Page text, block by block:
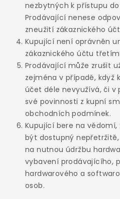
nezbytných k přístupu
Prodávající nenese
zneužití zákaznického
Kupující není oprávněn
zákaznického účtu
Prodávající může zrušit
zejména v případě, když
účet déle nevyužívá, či v
své povinnosti z kupní
obchodních podmínek.
Kupující bere na
být dostupný
na nutnou údržbu
vybavení prodávajícího,
hardwarového a
osob.